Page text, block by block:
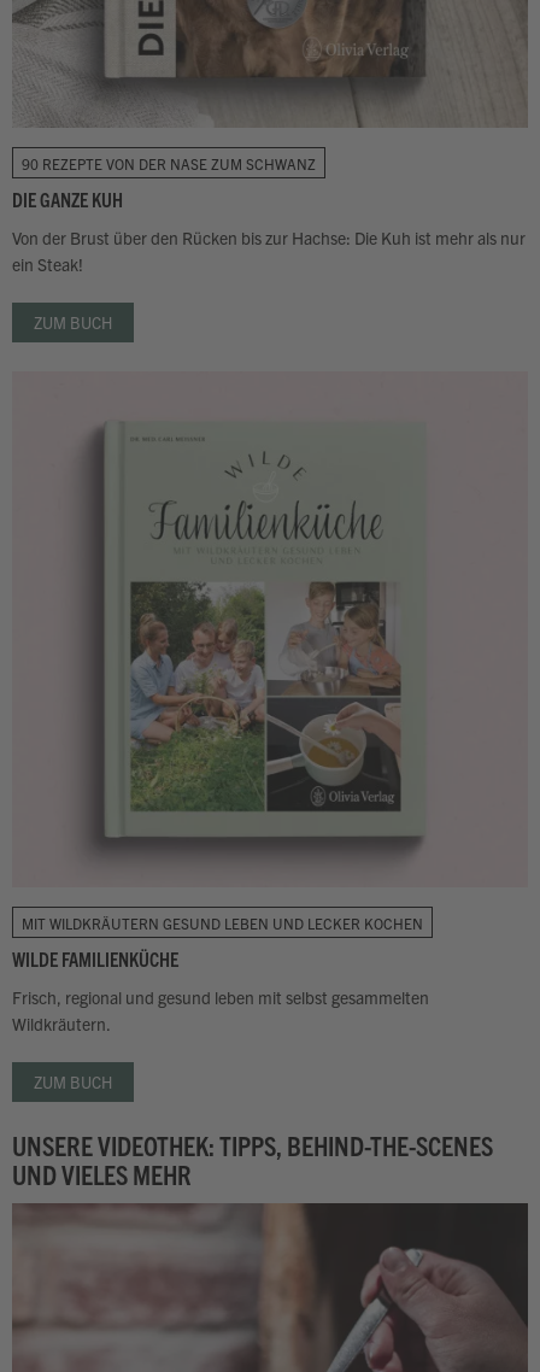
90 REZEPTE VON DER NASE ZUM SCHWANZ
DIE GANZE KUH
Von der Brust über den Rücken bis zur Hachse: Die Kuh ist mehr als nur
ein Steak!
ZUM BUCH
MIT WILDKRÄUTERN GESUND LEBEN UND LECKER KOCHEN
WILDE FAMILIENKÜCHE
Frisch, regional und gesund leben mit selbst gesammelten
Wildkräutern.
ZUM BUCH
UNSERE VIDEOTHEK: TIPPS, BEHIND-THE-SCENES
UND VIELES MEHR